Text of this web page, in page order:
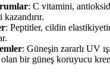
: C vitamini,
: Peptitler, cildin
: Güneşin zararlı UV
olan bir güneş koruyucu